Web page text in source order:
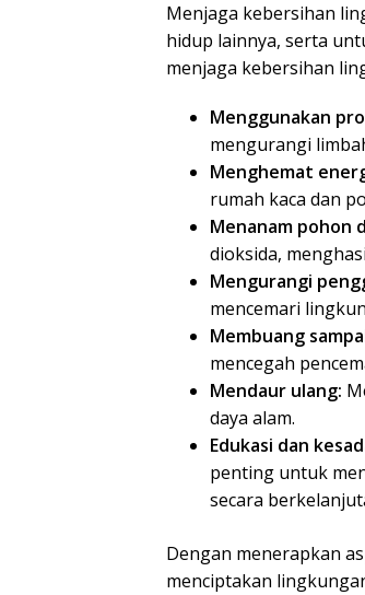
Menjaga kebersihan
hidup lainnya, serta
menjaga kebersihan
Menggunakan
mengurangi
Menghemat
rumah kaca dan
Menanam pohon
dioksida,
Mengurangi
mencemari
Membuang
mencegah
Mendaur ulang:
daya alam.
Edukasi dan
penting untuk
secara
Dengan menerapkan
menciptakan